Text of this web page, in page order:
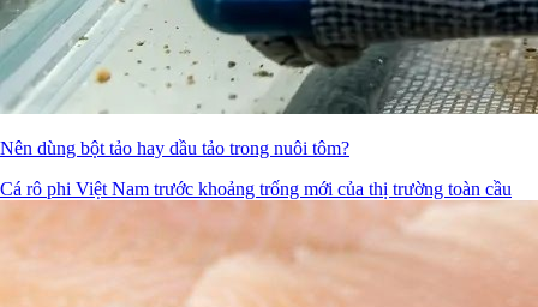
Nên dùng bột tảo hay dầu tảo trong nuôi tôm?
Cá rô phi Việt Nam trước khoảng trống mới của thị trường toàn cầu